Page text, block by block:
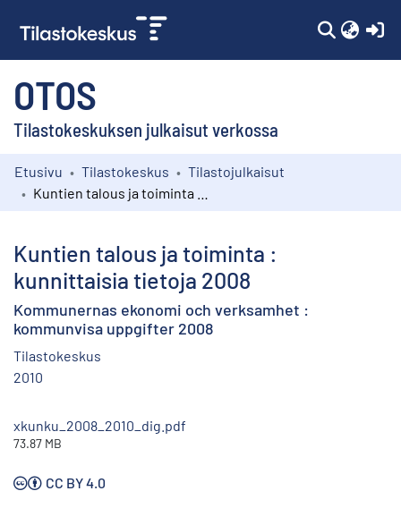
OTOS
Tilastokeskuksen julkaisut verkossa
Kokoelmat
Etusivu Tilastokeskus
Tilastojulkaisut
Kuntien talous ja toiminta :
kunnittaisia tietoja 2008
Kommunernas ekonomi och verksamhet :
kommunvisa uppgifter 2008
Tilastokeskus
2010
xkunku_2008_2010_dig.pdf
73.87 MB
CC BY 4.0